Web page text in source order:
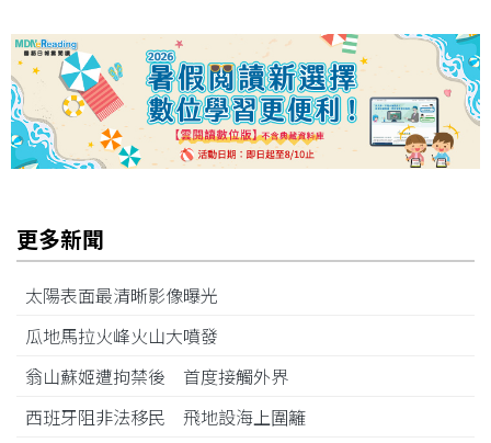
更多新聞
太陽表面最清晰影像曝光
瓜地馬拉火峰火山大噴發
翁山蘇姬遭拘禁後 首度接觸外界
西班牙阻非法移民 飛地設海上圍籬